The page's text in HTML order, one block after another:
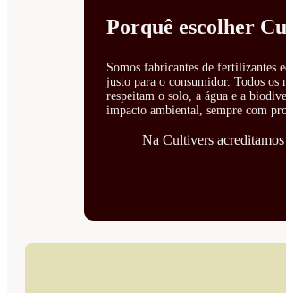
Porquê escolher
Somos fabricantes de fertilizantes
justo para o consumidor. Todos os
respeitam o solo, a água e a
impacto ambiental, sempre com
Na Cultivers